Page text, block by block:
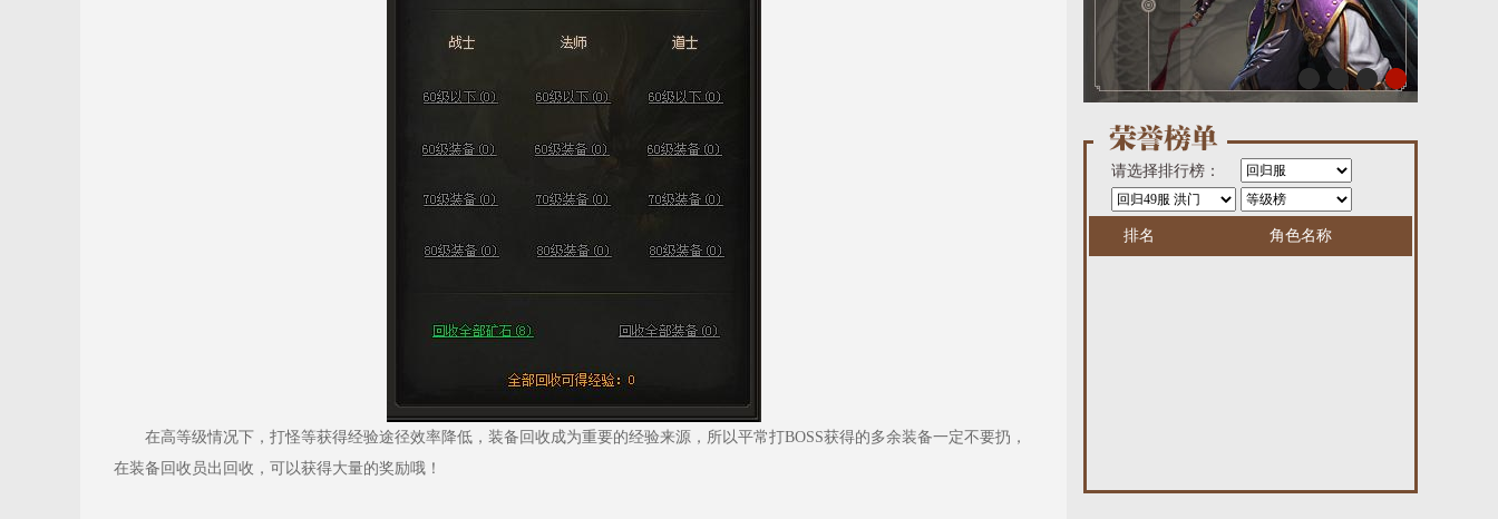
请选择排行榜：
排名 角色名称
在高等级情况下，打怪等获得经验途径效率降低，装备回收成为重要的经验来源，所以平常打BOSS获得的多余装备一定不要扔，
在装备回收员出回收，可以获得大量的奖励哦！